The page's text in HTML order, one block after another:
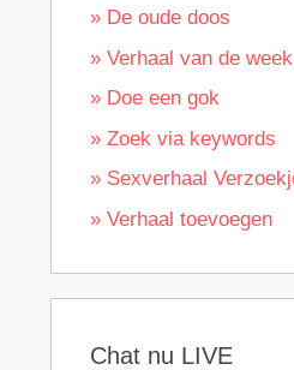
» De oude doos
» Verhaal van de week
» Doe een gok
» Zoek via keywords
» Sexverhaal
» Verhaal toevoegen
Chat nu LIVE